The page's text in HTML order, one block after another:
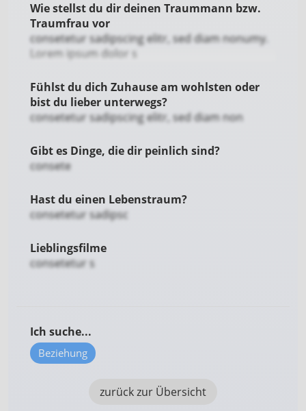
Wie stellst du dir deinen Traummann bzw.
Traumfrau vor
consetetur sadipscing elitr, sed diam nonumy.
Lorem ipsum dolor s
Fühlst du dich Zuhause am wohlsten oder
bist du lieber unterwegs?
consetetur sadipscing elitr, sed diam non
Gibt es Dinge, die dir peinlich sind?
consete
Hast du einen Lebenstraum?
consetetur sadipsc
Lieblingsfilme
consetetur s
Ich suche...
Beziehung
zurück zur Übersicht